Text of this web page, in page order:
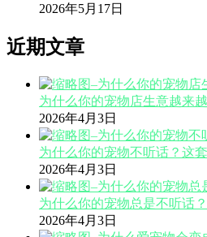
2026年5月17日
近期文章
为什么你的宠物店生意越来
2026年4月3日
为什么你的宠物不听话？这
2026年4月3日
为什么你的宠物总是不听话
2026年4月3日